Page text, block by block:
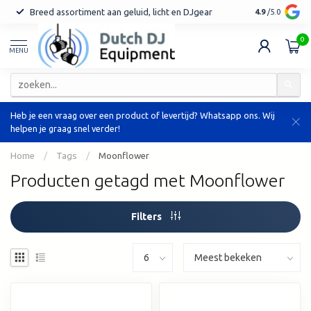
Breed assortiment aan geluid, licht en DJgear Tot 7 jaar
4.9 /5.0
MENU
0
Heb je een vraag over een product of levertijd? Whatsapp ons. Wij
helpen je graag snel verder!
Home / Tags / Moonflower
Producten getagd met Moonflower
Filters